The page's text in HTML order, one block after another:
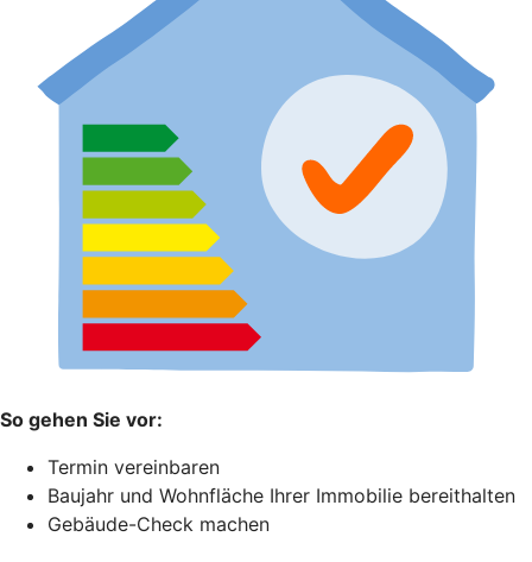
So gehen Sie vor:
Termin vereinbaren
Baujahr und Wohnfläche Ihrer Immobilie bereithalten
Gebäude-Check machen